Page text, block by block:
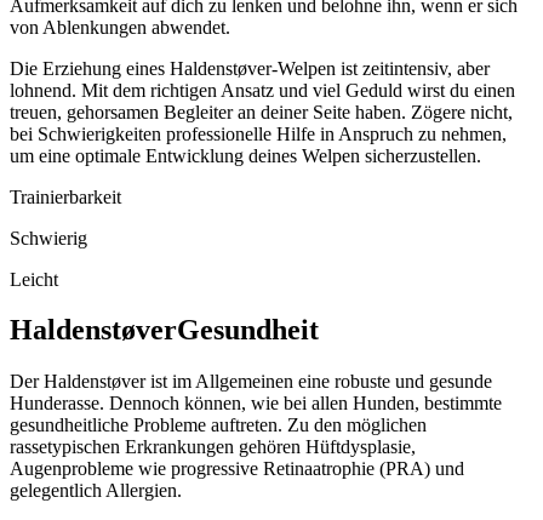
Aufmerksamkeit auf dich zu lenken und belohne ihn, wenn er sich
von Ablenkungen abwendet.
Die Erziehung eines Haldenstøver-Welpen ist zeitintensiv, aber
lohnend. Mit dem richtigen Ansatz und viel Geduld wirst du einen
treuen, gehorsamen Begleiter an deiner Seite haben. Zögere nicht,
bei Schwierigkeiten professionelle Hilfe in Anspruch zu nehmen,
um eine optimale Entwicklung deines Welpen sicherzustellen.
Trainierbarkeit
Schwierig
Leicht
HaldenstøverGesundheit
Der Haldenstøver ist im Allgemeinen eine robuste und gesunde
Hunderasse. Dennoch können, wie bei allen Hunden, bestimmte
gesundheitliche Probleme auftreten. Zu den möglichen
rassetypischen Erkrankungen gehören Hüftdysplasie,
Augenprobleme wie progressive Retinaatrophie (PRA) und
gelegentlich Allergien.